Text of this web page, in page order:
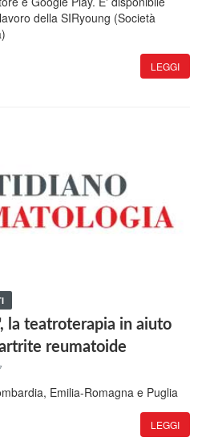
della SIRyoung (Società
LEGGI
la teatroterapia in aiuto
reumatoide
Emilia-Romagna e Puglia
LEGGI